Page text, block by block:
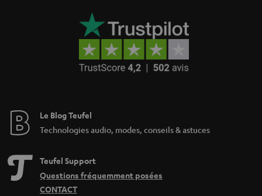
Le Blog Teufel
Technologies audio, modes, conseils & astuces
Teufel Support
Questions fréquemment posées
CONTACT